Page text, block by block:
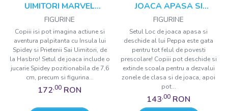
UIMITORI MARVEL
WATER WEBS INSULA
LUI SPIDEY
FIGURINE
Copiii isi pot imagina actiune si
aventura palpitanta cu Insula lui
Spidey si Prietenii Sai Uimitori, de
la Hasbro! Setul de joaca include o
jucarie Spidey pozitionabila de 7,6
cm, precum si figurina...
172,00 RON
JOACA APASA SI
DESCHIDE AL LUI PEPPA
FIGURINE
Setul Loc de joaca apasa si
deschide al lui Peppa este gata
pentru tot felul de povesti
prescolare! Copiii pot deschide si
extinde scoala pentru a dezvalui
zonele de clasa si de joaca, apoi
pot...
143,00 RON